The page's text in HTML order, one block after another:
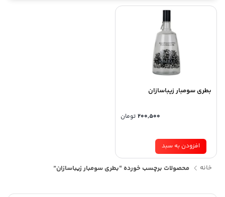
بطری سومبار زیباسازان
تومان
افزودن به سبد
خانه محصولات برچسب خورده “بطری سومبار زیباسازان”